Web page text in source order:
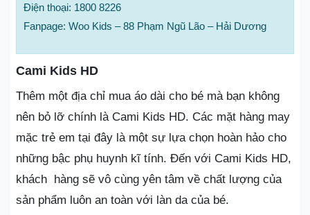
Điện thoại: 1800 8226
Fanpage: Woo Kids – 88 Phạm Ngũ Lão – Hải Dương
Cami Kids HD
Thêm một địa chỉ mua áo dài cho bé mà bạn không
nên bỏ lỡ chính là Cami Kids HD. Các mặt hàng may
mặc trẻ em tại đây là một sự lựa chọn hoàn hảo cho
những bậc phụ huynh kĩ tính. Đến với Cami Kids HD,
khách hàng sẽ vô cùng yên tâm về chất lượng của
sản phẩm luôn an toàn với làn da của bé.